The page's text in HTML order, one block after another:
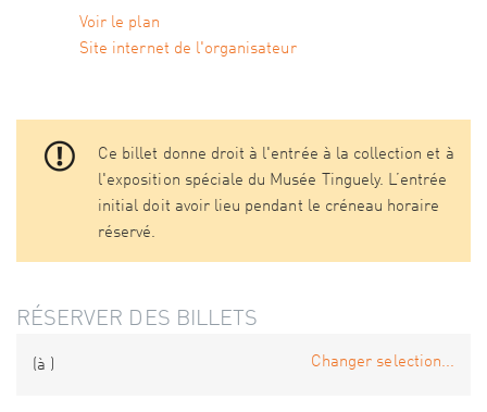
Voir le plan
Site internet de l'organisateur
Ce billet donne droit à l'entrée à la collection et à
l'exposition spéciale du Musée Tinguely. L’entrée
initial doit avoir lieu pendant le créneau horaire
réservé.
RÉSERVER DES BILLETS
(à ) Changer selection...